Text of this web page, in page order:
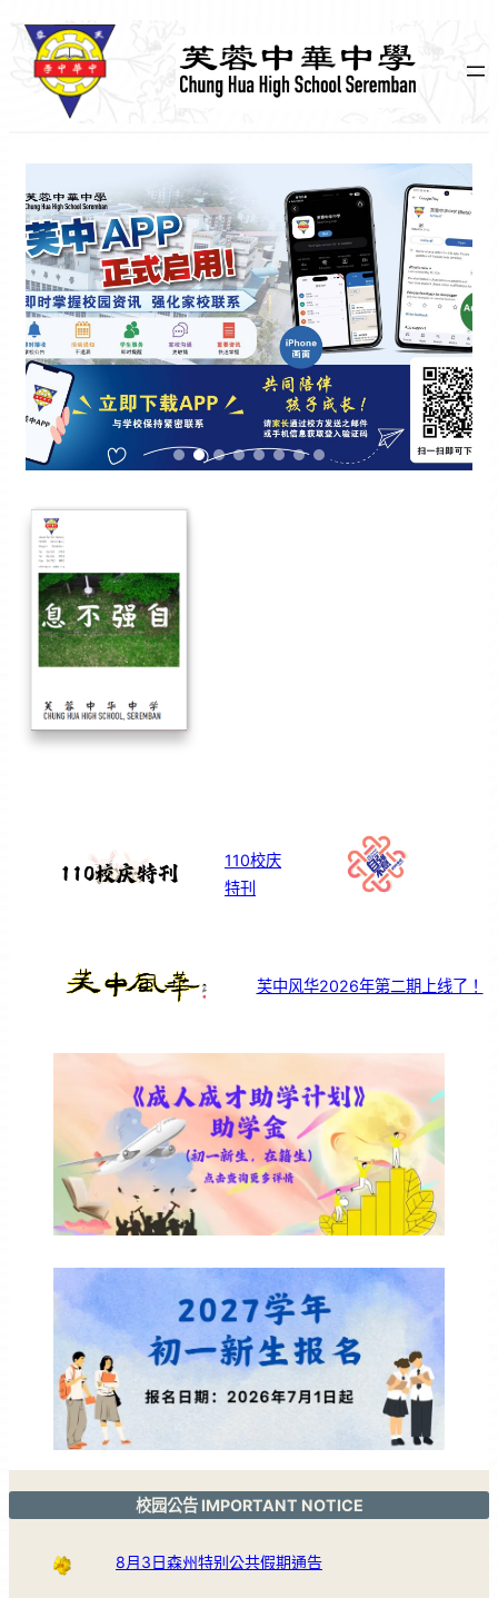
110校庆
特刊
芙中风华2026年第二期上线了！
校园公告 IMPORTANT NOTICE
8月3日森州特别公共假期通告